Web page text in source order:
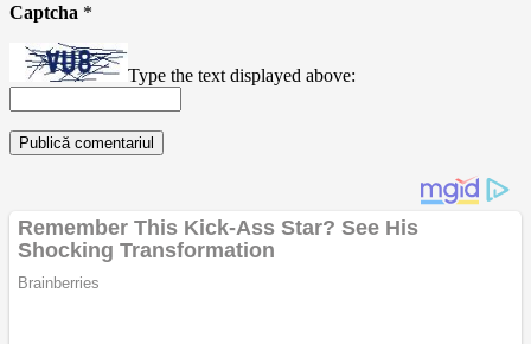
Captcha *
Type the text displayed above: